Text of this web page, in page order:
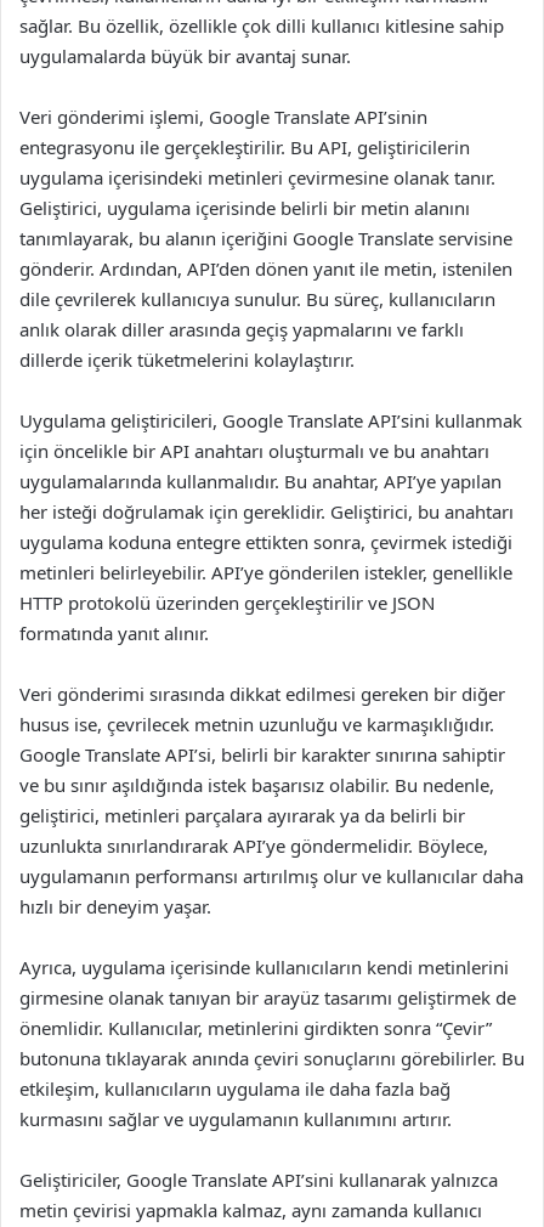
sağlar. Bu özellik, özellikle çok dilli kullanıcı kitlesine sahip
uygulamalarda büyük bir avantaj sunar.
Veri gönderimi işlemi, Google Translate API’sinin
entegrasyonu ile gerçekleştirilir. Bu API, geliştiricilerin
uygulama içerisindeki metinleri çevirmesine olanak tanır.
Geliştirici, uygulama içerisinde belirli bir metin alanını
tanımlayarak, bu alanın içeriğini Google Translate servisine
gönderir. Ardından, API’den dönen yanıt ile metin, istenilen
dile çevrilerek kullanıcıya sunulur. Bu süreç, kullanıcıların
anlık olarak diller arasında geçiş yapmalarını ve farklı
dillerde içerik tüketmelerini kolaylaştırır.
Uygulama geliştiricileri, Google Translate API’sini kullanmak
için öncelikle bir API anahtarı oluşturmalı ve bu anahtarı
uygulamalarında kullanmalıdır. Bu anahtar, API’ye yapılan
her isteği doğrulamak için gereklidir. Geliştirici, bu anahtarı
uygulama koduna entegre ettikten sonra, çevirmek istediği
metinleri belirleyebilir. API’ye gönderilen istekler, genellikle
HTTP protokolü üzerinden gerçekleştirilir ve JSON
formatında yanıt alınır.
Veri gönderimi sırasında dikkat edilmesi gereken bir diğer
husus ise, çevrilecek metnin uzunluğu ve karmaşıklığıdır.
Google Translate API’si, belirli bir karakter sınırına sahiptir
ve bu sınır aşıldığında istek başarısız olabilir. Bu nedenle,
geliştirici, metinleri parçalara ayırarak ya da belirli bir
uzunlukta sınırlandırarak API’ye göndermelidir. Böylece,
uygulamanın performansı artırılmış olur ve kullanıcılar daha
hızlı bir deneyim yaşar.
Ayrıca, uygulama içerisinde kullanıcıların kendi metinlerini
girmesine olanak tanıyan bir arayüz tasarımı geliştirmek de
önemlidir. Kullanıcılar, metinlerini girdikten sonra “Çevir”
butonuna tıklayarak anında çeviri sonuçlarını görebilirler. Bu
etkileşim, kullanıcıların uygulama ile daha fazla bağ
kurmasını sağlar ve uygulamanın kullanımını artırır.
Geliştiriciler, Google Translate API’sini kullanarak yalnızca
metin çevirisi yapmakla kalmaz, aynı zamanda kullanıcı